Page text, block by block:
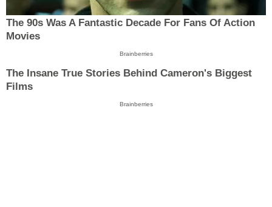
The 90s Was A Fantastic Decade For Fans Of Action
Movies
Brainberries
The Insane True Stories Behind Cameron's Biggest
Films
Brainberries